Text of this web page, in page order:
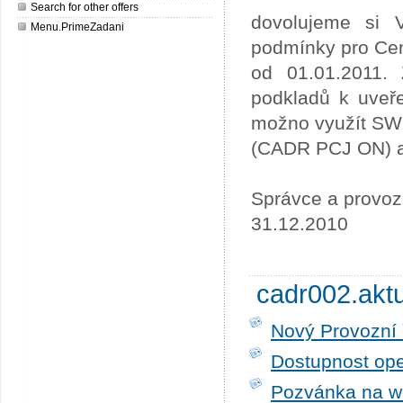
Search for other offers
Menu.PrimeZadani
dovolujeme si
podmínky pro
od 01.01.2011.
podkladů k
možno využít
(CADR PCJ ON)
Správce a
31.12.2010
Nový
Dostupnost
Pozvánka na